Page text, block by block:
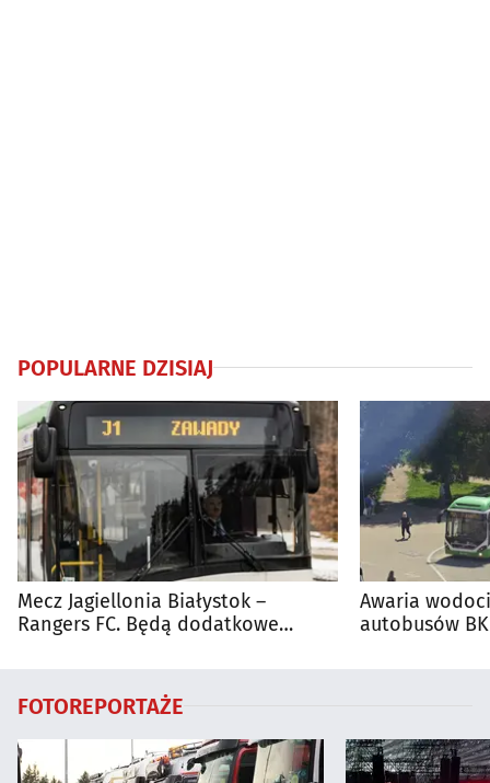
POPULARNE DZISIAJ
Mecz Jagiellonia Białystok –
Rangers FC. Będą dodatkowe
Awaria
autobusów
FOTOREPORTAŻE